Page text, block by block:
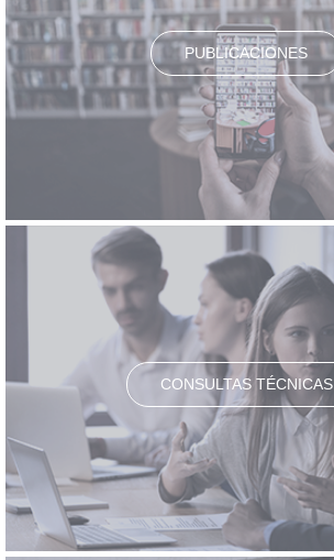
PUBLICACIONES
CONSULTAS TÉCNICAS